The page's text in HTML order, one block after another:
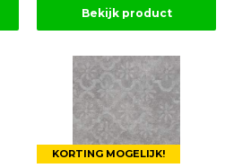
Bekijk product
KORTING MOGELIJK!